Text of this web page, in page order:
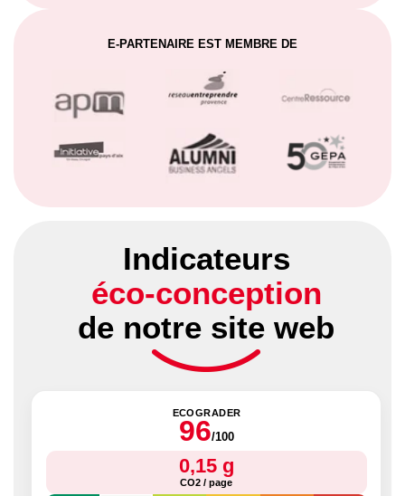
E-PARTENAIRE EST MEMBRE DE
Indicateurs
éco-conception
de notre site web
ECOGRADER
96/100
0,15 g
CO2 / page